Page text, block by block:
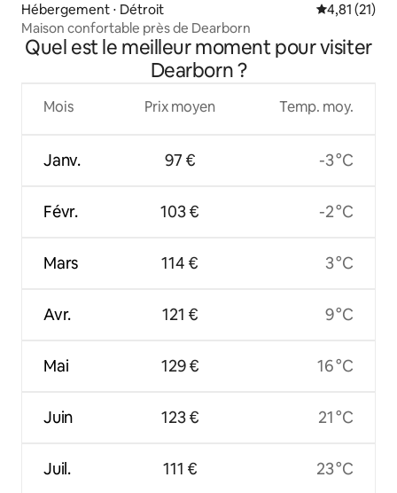
Hébergement ⋅ Détroit Évaluation
4,81 (21)
Maison confortable près de Dearborn
Quel est le meilleur moment pour visiter
Dearborn ?
Mois
Janv.
Févr.
Mars
Avr.
Mai
Juin
Juil.
Prix moyen
97 €
103 €
114 €
121 €
129 €
123 €
111 €
Temp. moy.
-3 °C
-2 °C
3 °C
9 °C
16 °C
21 °C
23 °C